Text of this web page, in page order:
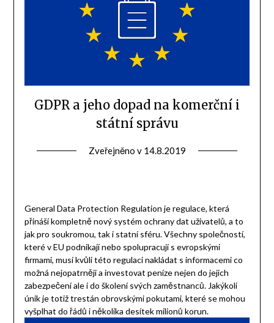
GDPR a jeho dopad na komerční i
státní správu
Zveřejněno v 14.8.2019
General Data Protection Regulation je regulace, která
přináší kompletně nový systém ochrany dat uživatelů, a to
jak pro soukromou, tak i statní sféru. Všechny společností,
které v EU podnikají nebo spolupracují s evropskými
firmami, musí kvůli této regulaci nakládat s informacemi co
možná nejopatrněji a investovat peníze nejen do jejich
zabezpečení ale i do školení svých zaměstnanců. Jakýkoli
únik je totiž trestán obrovskými pokutami, které se mohou
vyšplhat do řádů i několika desítek milionů korun.